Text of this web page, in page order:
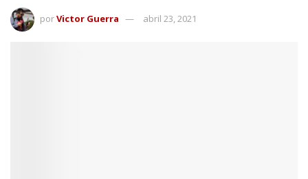
porVictor Guerra abril 23, 2021